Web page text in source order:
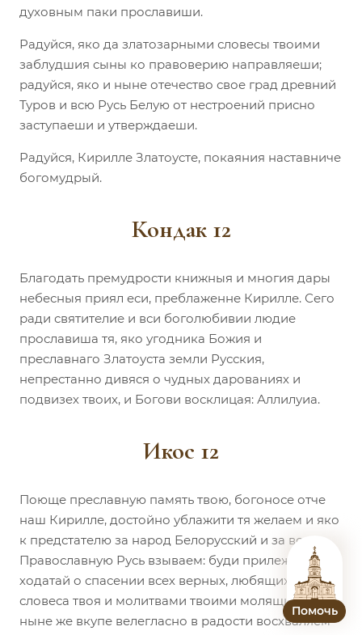
духовным паки прославиши.
Радуйся, яко да златозарными словесы твоими
заблудшия сыны ко правоверию направляеши;
радуйся, яко и ныне отечество свое град древний
Туров и всю Русь Белую от нестроений присно
заступаеши и утверждаеши.
Радуйся, Кирилле Златоусте, покаяния наставниче
богомудрый.
Кондак 12
Благодать премудрости книжныя и многия дары
небесныя приял еси, преблаженне Кирилле. Сего
ради святителие и вси боголюбивии людие
прославиша тя, яко угодника Божия и
преславнаго Златоуста земли Русския,
непрестанно дивяся о чудных дарованиях и
подвизех твоих, и Богови восклицая: Аллилуиа.
Икос 12
Поюще преславную память твою, богоносе отче
наш Кирилле, достойно ублажити тя желаем и яко
к предстателю за народ Белорусский и за всю
Православную Русь взываем: буди прилежный
ходатай о спасении всех верных, любящих златая
словеса твоя и молитвами твоими молящияся,
ныне же вкупе велегласно в радости восхваляем
Помочь